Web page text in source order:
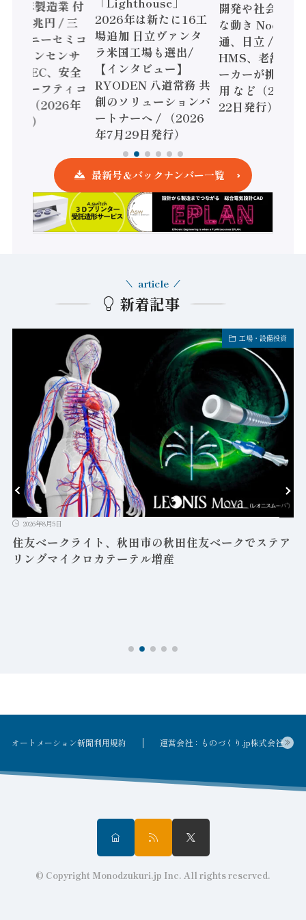
年は新たに16工
追加 日立ヴァンタ
国工場も選出/
ンタビュー】
八道常務 共
のソリューションパ
トナーへ / （2026
開発や社会実装に活発
な動き Noetra、富士
通、日立 / 兵神装備 ×
HMS、老舗ポンプメ
ーカーが挑むデータ活
用 など（2026年7月
22日発行）
ファクチャ
書2026」、
ピード感に
ソニック イ
リー、モー
強化 / オム
安全設計支
最新号＆バックナンバー一覧
新着記事
article
でステア
2026年8月5日
岡本無線電機、北川工業フェライトクランプ
ンプルBOX貸出キャンペーン
オートメーション新聞利用規約 運営会社：ものづくり.jp株式会社
© Copyright Monodzukuri.jp Inc. All rights reserved.